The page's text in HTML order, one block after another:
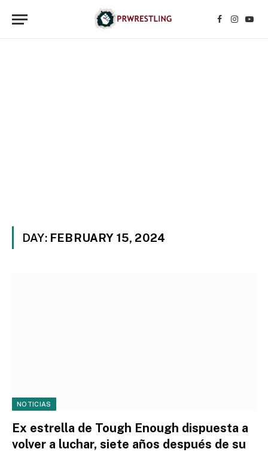
Facebook
DAY: FEBRUARY 15, 2024
NOTICIAS
Ex estrella de Tough Enough dispuesta a
volver a luchar, siete años después de su